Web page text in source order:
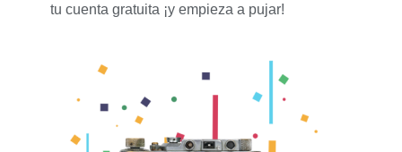
tu cuenta gratuita ¡y empieza a pujar!